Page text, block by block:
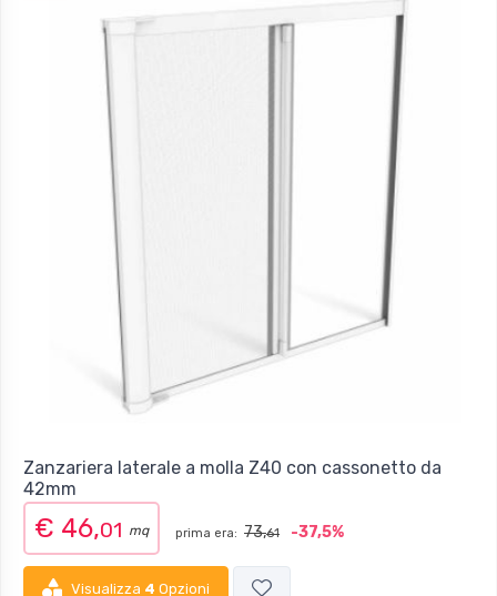
Zanzariera laterale a molla Z40 con cassonetto da
42mm
€ 46,01 mq prima era: 73,61 -37,5%
Visualizza 4 Opzioni